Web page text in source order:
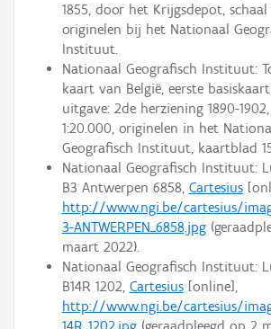
1855, door het Krijgsdepot, schaal
originelen bij het Nationaal
Instituut.
Nationaal Geografisch Instituut:
kaart van België, eerste
uitgave: 2de herziening 1890-1902,
1:20.000, originelen in het
Geografisch Instituut, kaartblad
Nationaal Geografisch Instituut:
B3 Antwerpen 6858, Cartesius
http://www.ngi.be/cartesius/
3-ANTWERPEN_6858.jpg
maart 2022).
Nationaal Geografisch Instituut:
B14R 1202, Cartesius[online],
http://www.ngi.be/cartesius/